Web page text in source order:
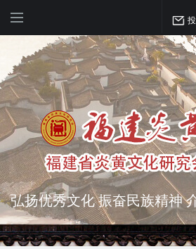
弘扬优秀文化 振奋民族精神
瑰宝 宣传中华精英
突出海西特色 报道台港澳侨